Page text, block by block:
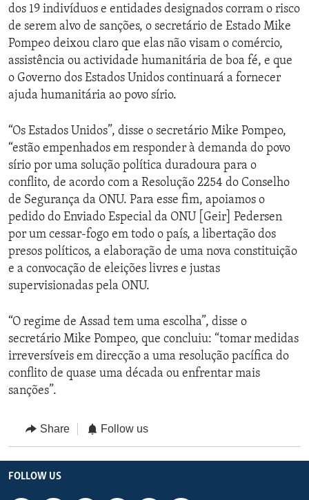
dos 19 indivíduos e entidades designados corram o risco
de serem alvo de sanções, o secretário de Estado Mike
Pompeo deixou claro que elas não visam o comércio,
assistência ou actividade humanitária de boa fé, e que
o Governo dos Estados Unidos continuará a fornecer
ajuda humanitária ao povo sírio.
“Os Estados Unidos”, disse o secretário Mike Pompeo,
“estão empenhados em responder à demanda do povo
sírio por uma solução política duradoura para o
conflito, de acordo com a Resolução 2254 do Conselho
de Segurança da ONU. Para esse fim, apoiamos o
pedido do Enviado Especial da ONU [Geir] Pedersen
por um cessar-fogo em todo o país, a libertação dos
presos políticos, a elaboração de uma nova constituição
e a convocação de eleições livres e justas
supervisionadas pela ONU.
“O regime de Assad tem uma escolha”, disse o
secretário Mike Pompeo, que concluiu: “tomar medidas
irreversíveis em direcção a uma resolução pacífica do
conflito de quase uma década ou enfrentar mais
sanções”.
Share Follow us
FOLLOW US